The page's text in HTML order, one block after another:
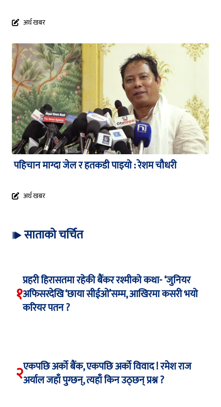
अर्थ खबर
पहिचान माग्दा जेल र हतकडी पाइयो : रेशम चौधरी
अर्थ खबर
साताको चर्चित
१
प्रहरी हिरासतमा रहेकी बैंकर रश्मीको कथा- ‘जुनियर
अफिसरदेखि ‘छाया सीईओ’सम्म, आखिरमा कसरी भयो
करियर पतन ?
२एकपछि अर्को बैंक, एकपछि अर्को विवाद ! रमेश राज
अर्याल जहाँ पुग्छन्, त्यहाँ किन उठ्छन् प्रश्न ?